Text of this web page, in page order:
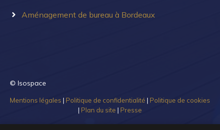
Aménagement de bureau à Bordeaux
© Isospace
Mentions légales | Politique de confidentialité | Politique de cookies
| Plan du site | Presse